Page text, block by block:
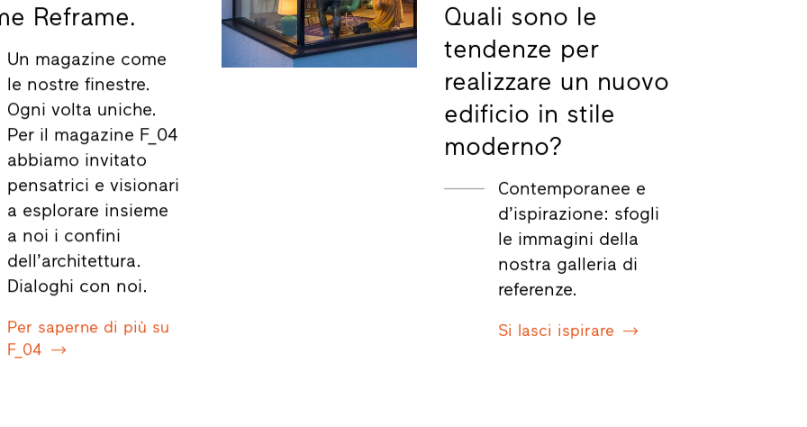
Reframe.
Un magazine come
le nostre finestre.
Ogni volta uniche.
Per il magazine F_04
abbiamo invitato
pensatrici e visionari
a esplorare insieme
a noi i confini
dell’architettura.
Dialoghi con noi.
Per saperne di più su
F_04
Quali sono le
tendenze per
realizzare un nuovo
edificio in stile
moderno?
Contemporanee e
d’ispirazione: sfogli
le immagini della
nostra galleria di
referenze.
Si lasci ispirare